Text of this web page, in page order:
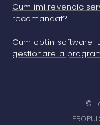
Cum îmi revendic
recomandat?
Cum obțin software-
gestionare a
©